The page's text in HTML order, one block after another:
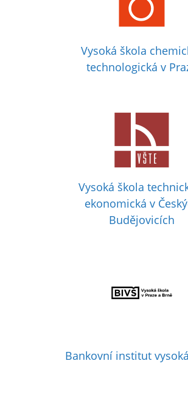
Vysoká škola
technologická v
Vysoká škola
ekonomická v
Budějovicích
Bankovní institut